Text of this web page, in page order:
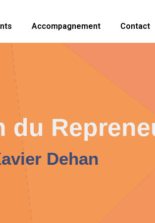
Accompagnement Contact
du
Dehan